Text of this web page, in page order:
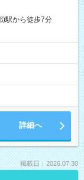
)駅から徒歩7分
詳細へ
掲載日：2026.07.30